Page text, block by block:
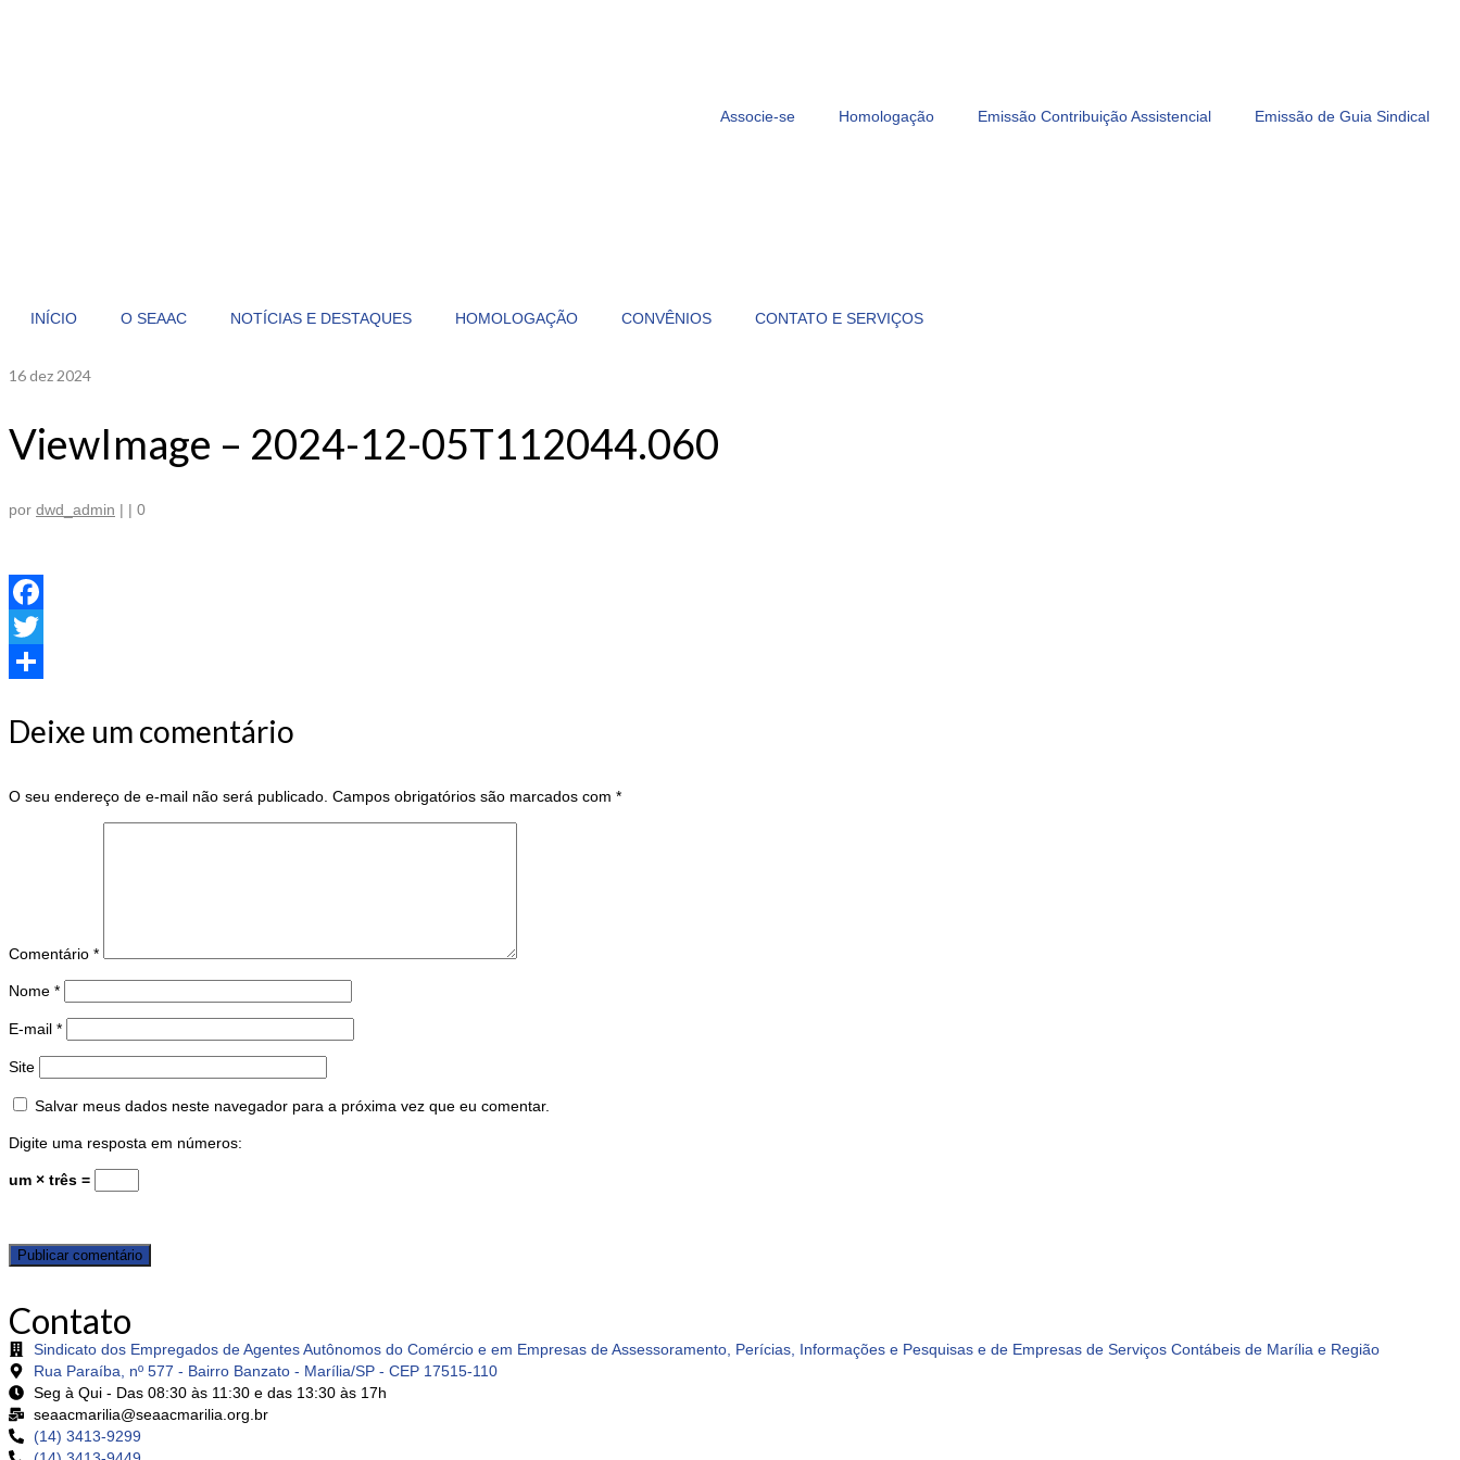
Associe-se Homologação Emissão Contribuição Assistencial Emissão de Guia Sindical
INÍCIO O SEAAC NOTÍCIAS E DESTAQUES HOMOLOGAÇÃO CONVÊNIOS CONTATO E SERVIÇOS
16dez 2024
ViewImage – 2024-12-05T112044.060
por dwd_admin | | 0
Facebook
Twitter
Deixe um comentário
O seu endereço de e-mail não será publicado. Campos obrigatórios são marcados com *
Comentário *
Nome *
E-mail *
Site
Salvar meus dados neste navegador para a próxima vez que eu comentar.
Digite uma resposta em números:
um × três =
Contato
Sindicato dos Empregados de Agentes Autônomos do Comércio e em Empresas de Assessoramento, Perícias, Informações e Pesquisas e de Empresas de Serviços Contábeis de Marília e Região
Rua Paraíba, nº 577 - Bairro Banzato - Marília/SP - CEP 17515-110
Seg à Qui - Das 08:30 às 11:30 e das 13:30 às 17h
seaacmarilia@seaacmarilia.org.br
(14) 3413-9299